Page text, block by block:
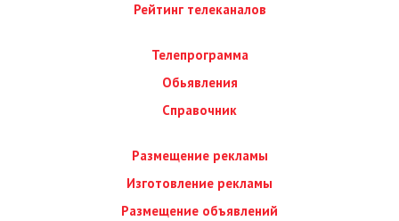
Рейтинг телеканалов
Телепрограмма
Обьявления
Справочник
Размещение рекламы
Изготовление рекламы
Размещение объявлений